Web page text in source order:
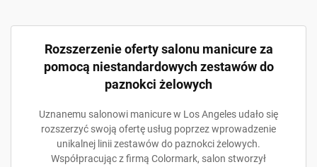
Rozszerzenie oferty salonu manicure za
pomocą niestandardowych zestawów do
paznokci żelowych
Uznanemu salonowi manicure w Los Angeles udało się
rozszerzyć swoją ofertę usług poprzez wprowadzenie
unikalnej linii zestawów do paznokci żelowych.
Współpracując z firmą Colormark, salon stworzył